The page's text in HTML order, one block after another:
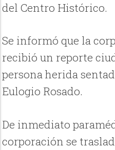
del Centro Histórico.
Se informó que la
recibió un reporte
persona herida
Eulogio Rosado.
De inmediato
corporación se